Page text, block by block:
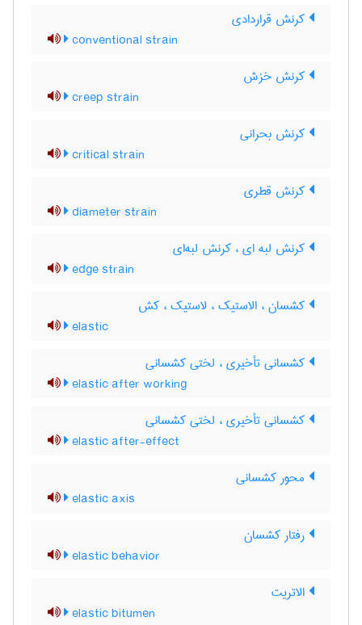
کرنش قراردادی
conventional strain
کرنش خزش
creep strain
کرنش بحرانی
critical strain
کرنش قطری
diameter strain
کرنش لبه ای ، کرنش لبه‌ای
edge strain
کشسان ، الاستیک ، لاستیک ، کش
elastic
کشسانی تأخیری ، لختی کشسانی
elastic after working
کشسانی تأخیری ، لختی کشسانی
elastic after-effect
محور کشسانی
elastic axis
رفتار کشسان
elastic behavior
الاتریت
elastic bitumen